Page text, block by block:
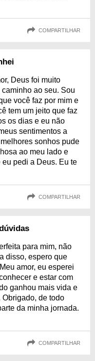
COMPARTILHAR
Deus foi muito
ao seu. Sou
você faz por mim e
tem um jeito que faz
os dias e eu não
sentimentos a
sonhos pude
ao meu lado e
pedi a Deus. Eu te
COMPARTILHAR
para mim, não
disso, espero que
amor, eu esperei
e estar com
ganhou mais vida e
de todo
da minha jornada.
COMPARTILHAR